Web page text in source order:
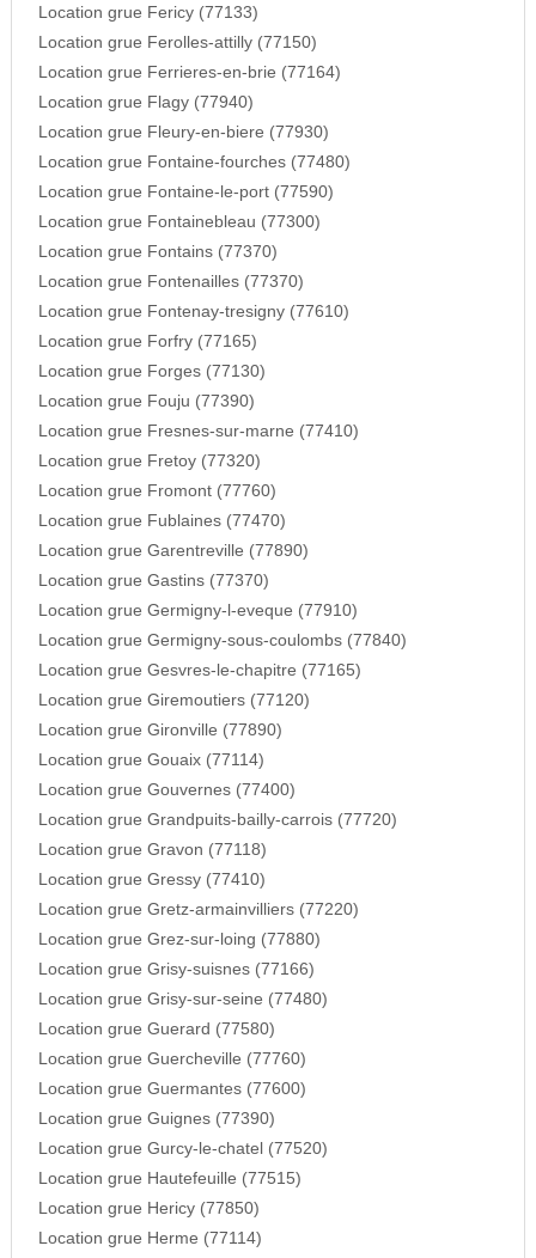
Location grue Fericy (77133)
Location grue Ferolles-attilly (77150)
Location grue Ferrieres-en-brie (77164)
Location grue Flagy (77940)
Location grue Fleury-en-biere (77930)
Location grue Fontaine-fourches (77480)
Location grue Fontaine-le-port (77590)
Location grue Fontainebleau (77300)
Location grue Fontains (77370)
Location grue Fontenailles (77370)
Location grue Fontenay-tresigny (77610)
Location grue Forfry (77165)
Location grue Forges (77130)
Location grue Fouju (77390)
Location grue Fresnes-sur-marne (77410)
Location grue Fretoy (77320)
Location grue Fromont (77760)
Location grue Fublaines (77470)
Location grue Garentreville (77890)
Location grue Gastins (77370)
Location grue Germigny-l-eveque (77910)
Location grue Germigny-sous-coulombs (77840)
Location grue Gesvres-le-chapitre (77165)
Location grue Giremoutiers (77120)
Location grue Gironville (77890)
Location grue Gouaix (77114)
Location grue Gouvernes (77400)
Location grue Grandpuits-bailly-carrois (77720)
Location grue Gravon (77118)
Location grue Gressy (77410)
Location grue Gretz-armainvilliers (77220)
Location grue Grez-sur-loing (77880)
Location grue Grisy-suisnes (77166)
Location grue Grisy-sur-seine (77480)
Location grue Guerard (77580)
Location grue Guercheville (77760)
Location grue Guermantes (77600)
Location grue Guignes (77390)
Location grue Gurcy-le-chatel (77520)
Location grue Hautefeuille (77515)
Location grue Hericy (77850)
Location grue Herme (77114)